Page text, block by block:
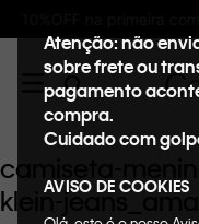
Atenção: não
sobre frete ou
pagamento
compra.
Cuidado com
AVISO DE COOKIES
camiseta-
klein-